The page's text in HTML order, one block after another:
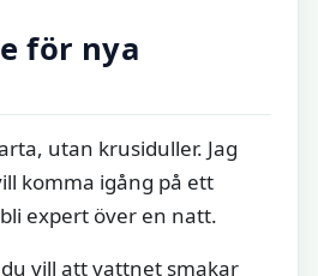
för nya
utan krusiduller. Jag
komma igång på ett
expert över en natt.
vill att vattnet smakar